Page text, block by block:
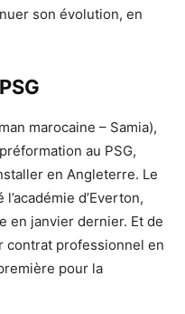
son évolution, en
marocaine – Samia),
au PSG,
en Angleterre. Le
d’Everton,
en janvier dernier. Et de
contrat professionnel en
pour la